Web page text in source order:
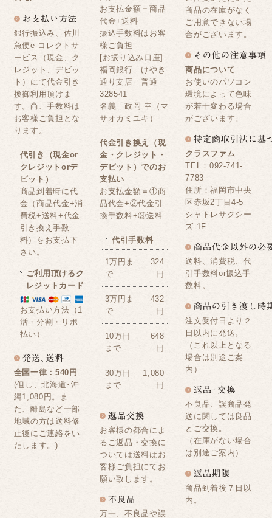
銀行振込み、佐川
急便e-コレクトサ
ービス（現金、ク
レジット、デビッ
ト）にて代金引き
換御利用頂けま
す。尚、手数料は
お客様ご負担とな
ります。
代引き（現金or
クレジットorデ
ビット）
商品到着時に代
金（商品代金+消
費税+送料+代金
引き換え手数
料）をお支払下
さい。
ご利用頂けるク
レジットカード
お支払い方法（1
活・分割・リボ
払い）
全国一律：540円
(但し、北海道･沖
縄1,080円。ま
た、離島など一部
地域の方は送料修
正後にご連絡をい
たします。)
お支払金額＝商品
代金+送料
振込手数料はお客
様ご負担
[お振り込み口座]
福岡銀行 けやき
通り支店 普通
328541
名義 政岡 幸（マ
サオカミユキ）
代金引き換え（現
金・クレジット・
デビット）でのお
支払い
お支払金額＝①商
品代金+②代金引
換手数料+③送料
代引手数料
1万円ま
で
324
円
3万円ま
で
432
円
10万円
まで
648
円
30万円
まで
1,080
円
お客様の都合によ
るご返品・交換に
ついては送料はお
客様ご負担にてお
願い致します。
万一、不良品や誤
商品の在庫がなく
ご用意できない場
合がございます。
商品について
お使いのパソコン
環境によって色味
が若干変わる場合
がございます。
クラスファム
TEL：092-741-
7783
住所：福岡市中央
区赤坂2丁目4-5
シャトレサクシー
ズ 1F
送料、消費税、代
引手数料or振込手
数料。
注文受付日より２
日以内に発送。
（これ以上となる
場合は別途ご案
内）
不良品、誤商品発
送に関しては良品
とご交換。
（在庫がない場合
は別途ご案内）
商品到着後７日以
内。